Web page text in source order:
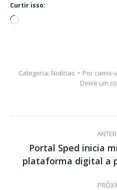
Curtir isso:
Carregando...
Categoria: Notícias Por camis-
Deixe um
Navegação
de
post:
Portal Sped inicia
plataforma digital a